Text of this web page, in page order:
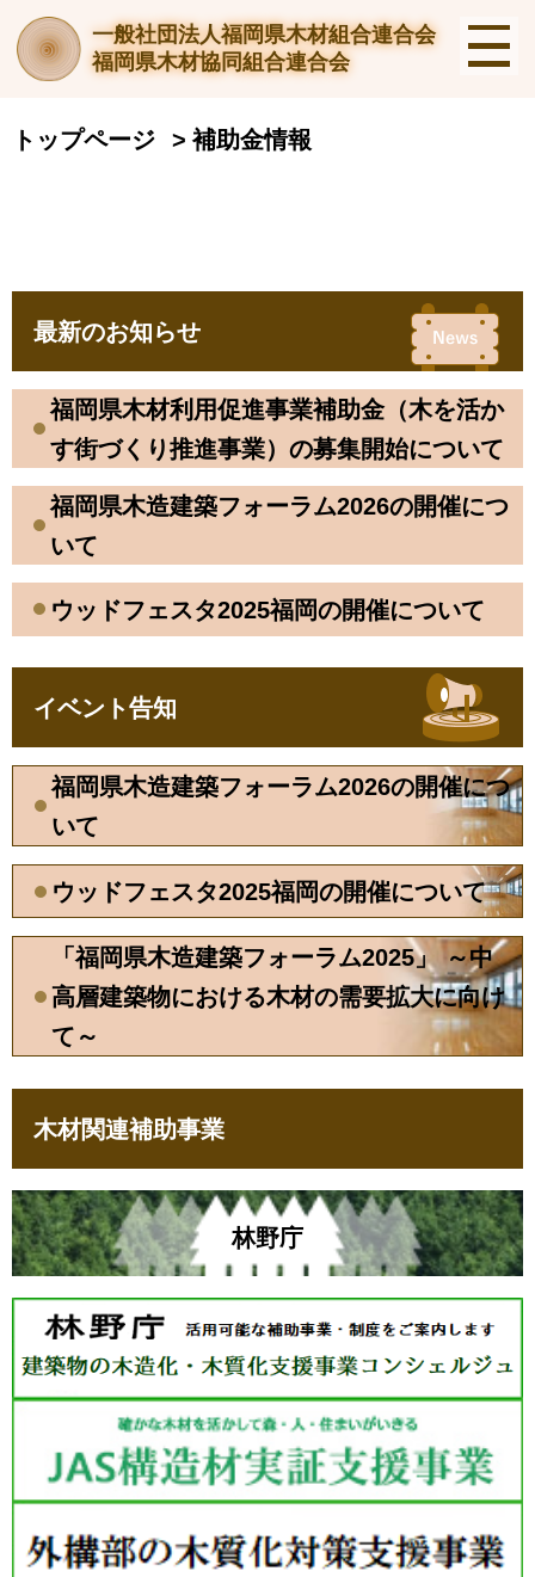
一般社団法人福岡県木材組合連合会
福岡県木材協同組合連合会
トップページ 補助金情報
最新のお知らせ
福岡県木材利用促進事業補助金（木を活か
す街づくり推進事業）の募集開始について
福岡県木造建築フォーラム2026の開催につ
いて
ウッドフェスタ2025福岡の開催について
イベント告知
福岡県木造建築フォーラム2026の開催につ
いて
ウッドフェスタ2025福岡の開催について
「福岡県木造建築フォーラム2025」 ～中
高層建築物における木材の需要拡大に向け
て～
木材関連補助事業
林野庁